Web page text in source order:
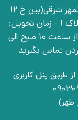
تهران، خ انقلاب، خ 12 فروردین، خ روانمهر شرقی(بین خ 12
فروردین و خ فخر رازی)، بن‌بست اوّل، پلاک 1 - زمان تحویل:
شنبه تا چهارشنبه به جز روزهای تعطیل از ساعت 10 صبح الی
از طریق پنل کاربری